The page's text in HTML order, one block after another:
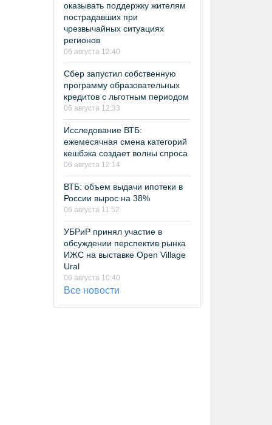
оказывать поддержку жителям
пострадавших при
чрезвычайных ситуациях
регионов
06 августа 12:40
Сбер запустил собственную
программу образовательных
кредитов с льготным периодом
06 августа 12:33
Исследование ВТБ:
ежемесячная смена категорий
кешбэка создает волны спроса
06 августа 12:14
ВТБ: объем выдачи ипотеки в
России вырос на 38%
06 августа 11:52
УБРиР принял участие в
обсуждении перспектив рынка
ИЖС на выставке Open Village
Ural
06 августа 10:40
Все новости